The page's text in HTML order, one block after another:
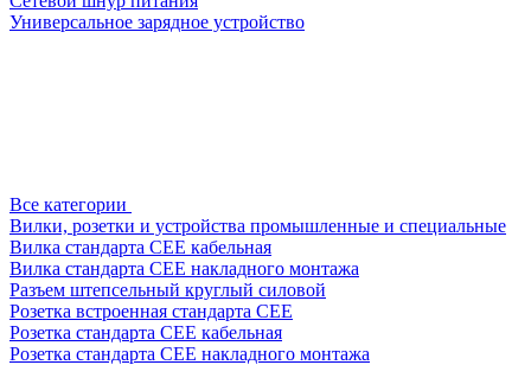
Универсальное зарядное устройство
Все категории
Вилки, розетки и устройства промышленные и специальные
Вилка стандарта CEE кабельная
Вилка стандарта CEE накладного монтажа
Разъем штепсельный круглый силовой
Розетка встроенная стандарта CEE
Розетка стандарта СЕЕ кабельная
Розетка стандарта СЕЕ накладного монтажа